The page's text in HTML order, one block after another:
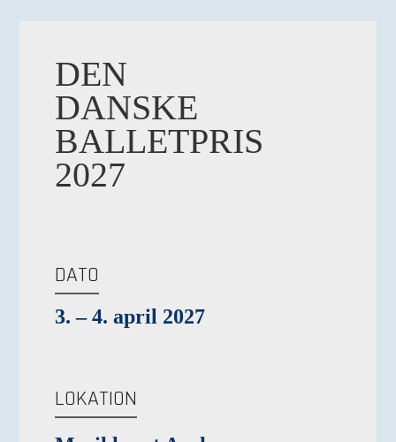
DEN
DANSKE
BALLETPRIS
2027
DATO
3. – 4. april 2027
LOKATION